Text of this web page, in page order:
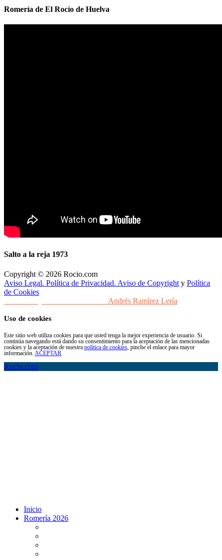
Romería de El Rocío de Huelva
Salto a la reja 1973
Copyright © 2026 Rocio.com
Aviso Legal. Política de Privacidad. Aviso de Copyright y Política
de Cookies
Andrés Ramírez Lería
Uso de cookies
Este sitio web utiliza cookies para que usted tenga la mejor experiencia de usuario. Si
continúa navegando está dando su consentimiento para la aceptación de las mencionadas
cookies y la aceptación de nuestra política de cookies, pinche el enlace para mayor
información. ACEPTAR
Rocio.com
Inicio
Romería 2026